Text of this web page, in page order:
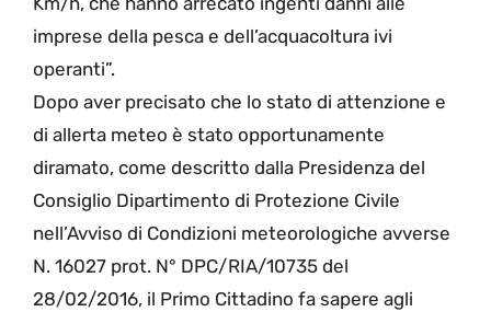
imprese della pesca e dell’acquacoltura ivi
operanti”.
Dopo aver precisato che lo stato di attenzione e
di allerta meteo è stato opportunamente
diramato, come descritto dalla Presidenza del
Consiglio Dipartimento di Protezione Civile
nell’Avviso di Condizioni meteorologiche avverse
N. 16027 prot. N° DPC/RIA/10735 del
28/02/2016, il Primo Cittadino fa sapere agli